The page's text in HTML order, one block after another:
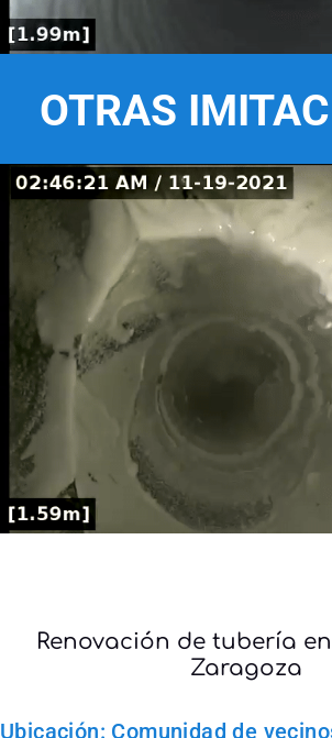
OTRAS
Renovación de tubería
Zaragoza
Ubicación: Comunidad de